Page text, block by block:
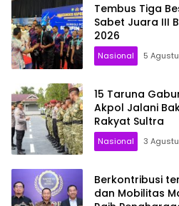
Tembus Tiga
Sabet Juara III
2026
Nasional 5
15 Taruna
Akpol Jalani
Rakyat Sultra
Nasional 3
Berkontribusi
dan Mobilitas